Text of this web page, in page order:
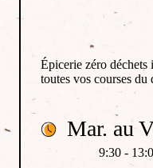
Épicerie zéro déchets
toutes vos courses du
Mar. au
9:30 -